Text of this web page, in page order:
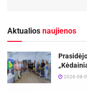
Aktualios naujienos
2026-08-